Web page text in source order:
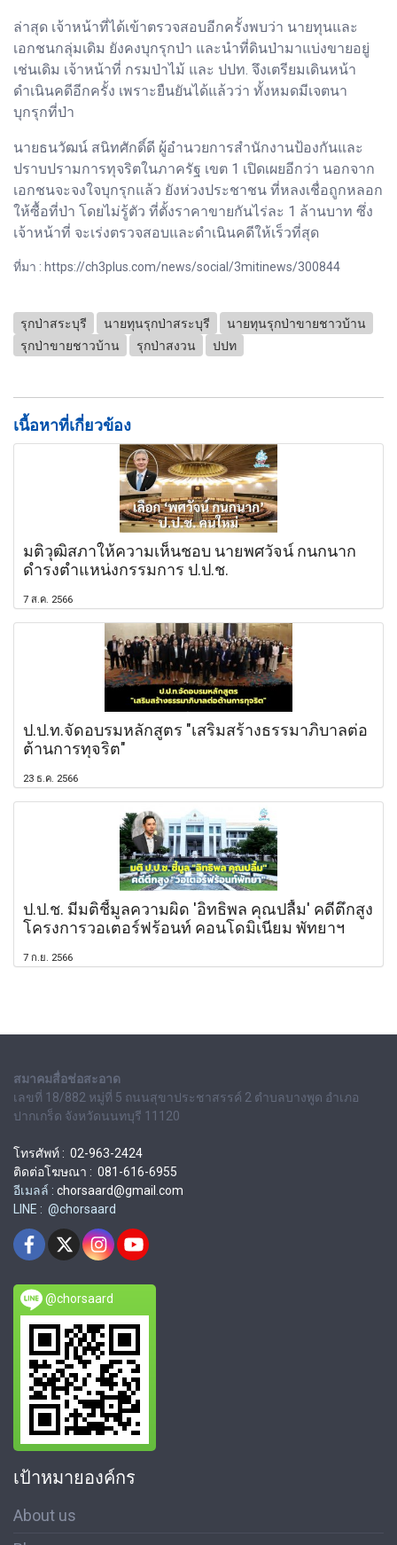
ล่าสุด เจ้าหน้าที่ได้เข้าตรวจสอบอีกครั้งพบว่า นายทุนและ
เอกชนกลุ่มเดิม ยังคงบุกรุกป่า และนำที่ดินป่ามาแบ่งขายอยู่
เช่นเดิม เจ้าหน้าที่ กรมป่าไม้ และ ปปท. จึงเตรียมเดินหน้า
ดำเนินคดีอีกครั้ง เพราะยืนยันได้แล้วว่า ทั้งหมดมีเจตนา
บุกรุกที่ป่า
นายธนวัฒน์ สนิทศักดิ์ดี ผู้อำนวยการสำนักงานป้องกันและ
ปราบปรามการทุจริตในภาครัฐ เขต 1 เปิดเผยอีกว่า นอกจาก
เอกชนจะจงใจบุกรุกแล้ว ยังห่วงประชาชน ที่หลงเชื่อถูกหลอก
ให้ซื้อที่ป่า โดยไม่รู้ตัว ที่ตั้งราคาขายกันไร่ละ 1 ล้านบาท ซึ่ง
เจ้าหน้าที่ จะเร่งตรวจสอบและดำเนินคดีให้เร็วที่สุด
ที่มา : https://ch3plus.com/news/social/3mitinews/300844
รุกป่าสระบุรี นายทุนรุกป่าสระบุรี
นายทุนรุกป่าขายชาวบ้าน
รุกป่าขายชาวบ้าน
รุกป่าสงวน ปปท
เนื้อหาที่เกี่ยวข้อง
มติวุฒิสภาให้ความเห็นชอบ นายพศวัจน์ กนกนาก
ดำรงตำแหน่งกรรมการ ป.ป.ช.
7 ส.ค. 2566
ป.ป.ท.จัดอบรมหลักสูตร "เสริมสร้างธรรมาภิบาลต่อ
ต้านการทุจริต"
23 ธ.ค. 2566
ป.ป.ช. มีมติชี้มูลความผิด 'อิทธิพล คุณปลื้ม' คดีตึกสูง
โครงการวอเตอร์ฟร้อนท์ คอนโดมิเนียม พัทยาฯ
7 ก.ย. 2566
สมาคมสื่อช่อสะอาด
เลขที่ 18/882 หมู่ที่ 5 ถนนสุขาประชาสรรค์ 2 ตำบลบางพูด อำเภอ
ปากเกร็ด จังหวัดนนทบุรี 11120
โทรศัพท์ : 02-963-2424
ติดต่อโฆษณา : 081-616-6955
อีเมลล์ : chorsaard@gmail.com
LINE : @chorsaard
@chorsaard
เป้าหมายองค์กร
About us